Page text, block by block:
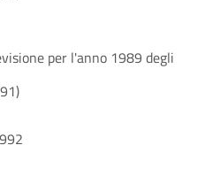
per l'anno 1989 degli